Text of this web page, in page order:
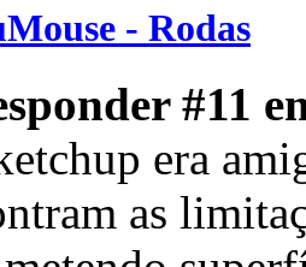
- Rodas
#11
era
as